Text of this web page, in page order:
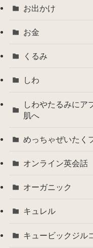
お出かけ
お金
くるみ
しわ
しわやたるみにア
肌へ
めっちゃぜいたく
オンライン英会話
オーガニック
キュレル
キュービックジル